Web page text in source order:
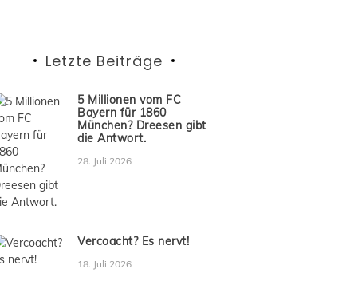
Letzte Beiträge
5 Millionen vom FC
Bayern für 1860
München? Dreesen gibt
die Antwort.
28. Juli 2026
Vercoacht? Es nervt!
18. Juli 2026